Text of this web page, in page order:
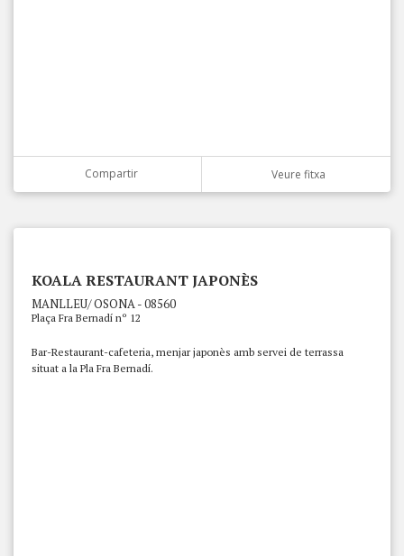
Compartir Veure fitxa
KOALA RESTAURANT JAPONÈS
MANLLEU/ OSONA - 08560
Plaça Fra Bernadí nº 12
Bar-Restaurant-cafeteria, menjar japonès amb servei de terrassa
situat a la Pla Fra Bernadí.